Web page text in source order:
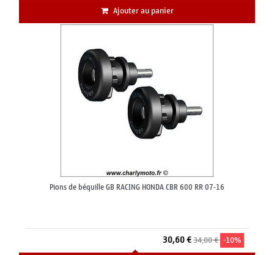
Ajouter au panier
Pions de béquille GB RACING HONDA CBR 600 RR 07-16
30,60 €34,00 € -10%